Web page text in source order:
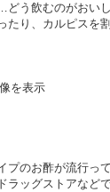
どう飲むのがおい
たり、カルピスを
プのお酢が流行って
ラッグストアなど